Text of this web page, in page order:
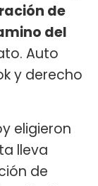
de
del
Auto
y derecho
eligieron
lleva
de